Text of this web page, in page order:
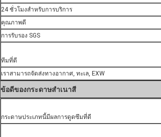
24 ชั่วโมงสําหรับการบริการ
คุณภาพดี
การรับรอง SGS
ทีมที่ดี
เราสามารถจัดส่งทางอากาศ, ทะเล, EXW
ข้อดีของกระดาษสําเนาสี
กระดาษประเภทนี้มีผลการดูดซึมที่ดี